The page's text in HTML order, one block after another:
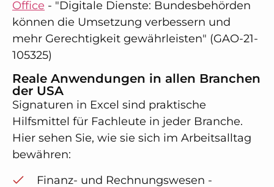
Office - "Digitale Dienste: Bundesbehörden
können die Umsetzung verbessern und
mehr Gerechtigkeit gewährleisten" (GAO-21-
105325)
Reale Anwendungen in allen Branchen
der USA
Signaturen in Excel sind praktische
Hilfsmittel für Fachleute in jeder Branche.
Hier sehen Sie, wie sie sich im Arbeitsalltag
bewähren:
Finanz- und Rechnungswesen -